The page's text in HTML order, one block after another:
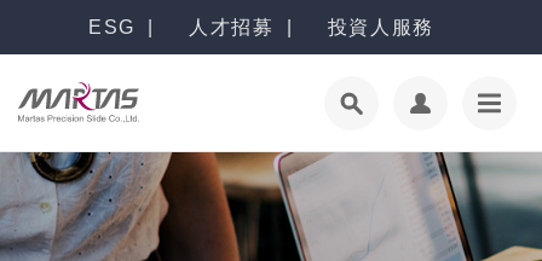
ESG 人才招募 投資人服務